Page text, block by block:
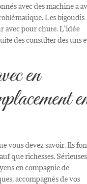
avec des machine a
Les bigoudis
avec pour chute. L’idée
des consulter des uns
en
vous devez savoir. Ils
que richesses. Sérieuses
en compagnie de
accompagnés de vos